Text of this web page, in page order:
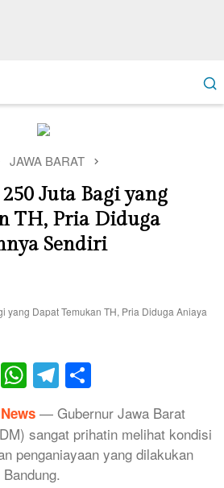
JAWA BARAT
Juta Bagi yang
TH, Pria Diduga
Sendiri
X WhatsApp
Telegram
— Gubernur Jawa Barat
sangat prihatin melihat kondisi
penganiayaan yang dilakukan